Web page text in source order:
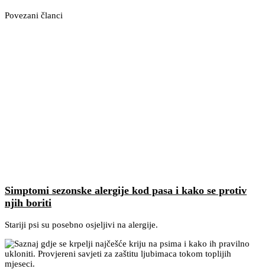
Povezani članci
Simptomi sezonske alergije kod pasa i kako se protiv
njih boriti
Stariji psi su posebno osjeljivi na alergije.